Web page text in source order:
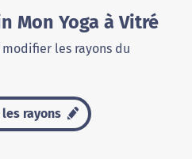
Mon Yoga à Vitré
les rayons du
rayons